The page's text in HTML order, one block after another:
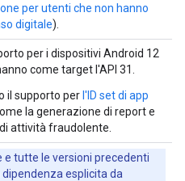
per utenti che non hanno
digitale).
per i dispositivi Android 12
come target l'API 31.
il supporto per l'ID set di app
la generazione di report e
attività fraudolente.
e tutte le versioni precedenti
esplicita da